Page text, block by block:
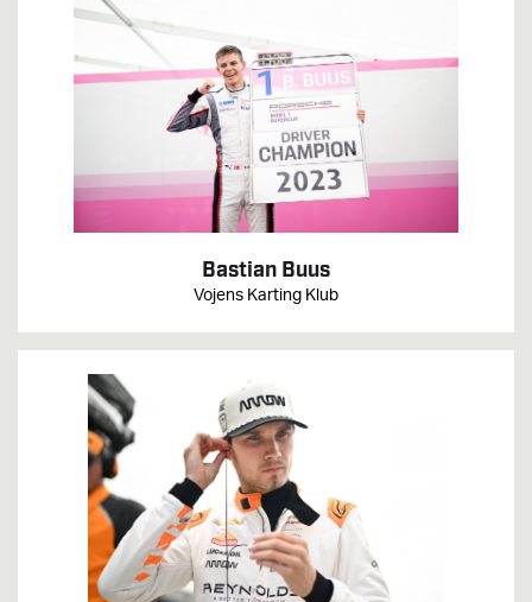
Bastian Buus
Vojens Karting Klub